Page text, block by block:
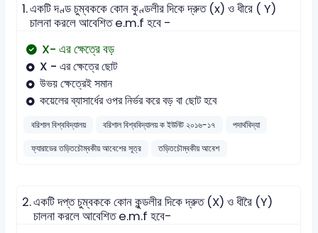
1.একটি দণ্ড চুম্বককে কোন কুণ্ডলীর দিকে দ্রুত (x) ও ধীরে ( Y)
চালনা করলে আবেশিত e.m.f হবে -
X- এর ক্ষেত্রে বড়
X - এর ক্ষেত্রে ছোট
উভয় ক্ষেত্রেই সমান
কয়েলের ব্যাসার্ধের ওপর নির্ভর করে বড় বা ছোট হবে
বরিশাল বিশ্ববিদ্যালয় বরিশাল বিশ্ববিদ্যালয় ক ইউনিট ২০১৬-১৭
পদার্থবিদ্যা
ফ্যারাডের তড়িতচৌম্বকীয় আবেশের সূত্র
তড়িতচৌম্বকীয় আবেশ
2.একটি দপ্ত চুম্বককে কোন কুন্ডলীর দিকে দ্রুত (X) ও ধীরৈ (Y)
চালনা করলে আবেশিত e.m.f হবে-